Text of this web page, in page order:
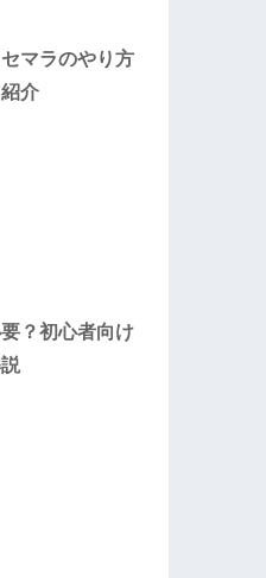
マラのやり方
介
？初心者向け